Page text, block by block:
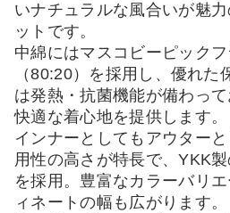
いナチュラルな風合いが魅
ットです。
中綿にはマスコビーピック
（80:20）を採用し、優れた
は発熱・抗菌機能が備わっ
快適な着心地を提供します。
インナーとしてもアウター
用性の高さが特長で、YKK
を採用。豊富なカラーバリ
ィネートの幅も広がります。